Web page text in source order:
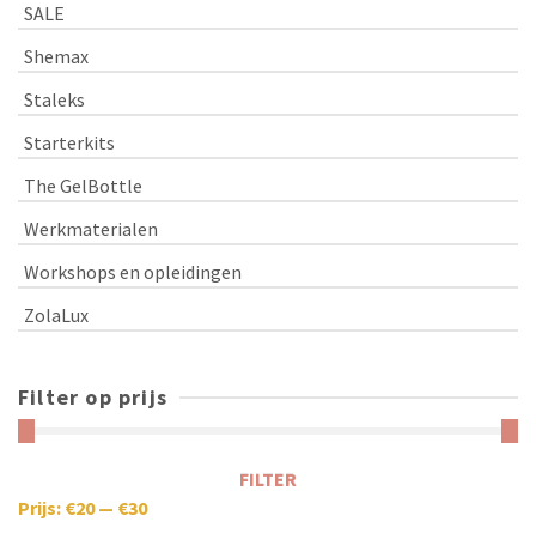
SALE
Shemax
Staleks
Starterkits
The GelBottle
Werkmaterialen
Workshops en opleidingen
ZolaLux
Filter op prijs
FILTER
Prijs: €20— €30